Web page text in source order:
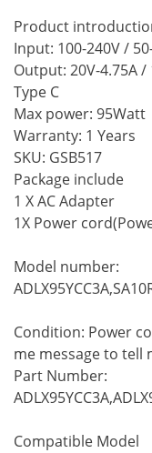
Product
Input: 100-240V /
Output: 20V-4.75A /
Type C
Max power: 95Watt
Warranty: 1 Years
SKU: GSB517
Package include
1 X AC Adapter
1X Power
Model number:
Condition: Power
me message to tell
Part Number:
Compatible Model